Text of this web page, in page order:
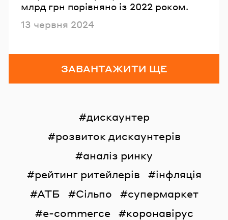
млрд грн порівняно із 2022 роком.
Опубліковано
13 червня 2024
ЗАВАНТАЖИТИ ЩЕ
дискаунтер
розвиток дискаунтерів
аналіз ринку
рейтинг ритейлерів
інфляція
АТБ
Сільпо
супермаркет
e-commerce
коронавірус